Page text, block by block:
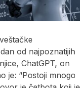
od najpoznatijih
ChatGPT, on
je: “Postoji mnogo